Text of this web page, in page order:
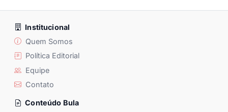
Institucional
Quem Somos
Política Editorial
Equipe
Contato
Conteúdo Bula